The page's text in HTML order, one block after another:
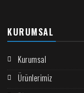
KURUMSAL
Kurumsal
Ürünlerimiz